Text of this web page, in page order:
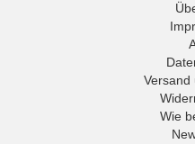
Versand
Wie